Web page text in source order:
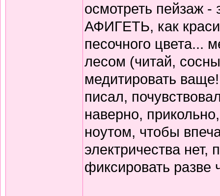
осмотреть пейзаж -
АФИГЕТЬ, как
песочного цвета...
лесом (читай,
медитировать
писал,
наверно,
ноутом, чтобы
электричества нет,
фиксировать разве